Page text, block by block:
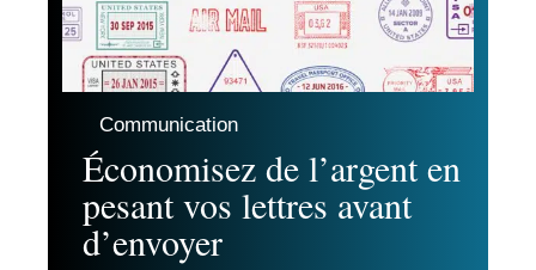
Communication
Économisez de l’argent en
pesant vos lettres avant
d’envoyer